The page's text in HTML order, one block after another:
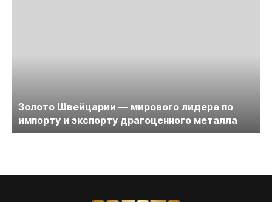
Золото Швейцарии — мирового лидера по
импорту и экспорту драгоценного металла